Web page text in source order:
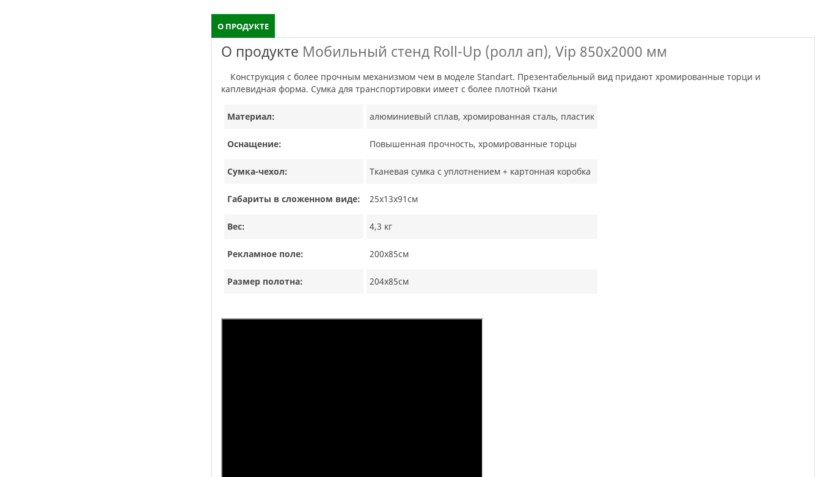
О ПРОДУКТЕ
О продукте Мобильный стенд Roll-Up (ролл ап), Vip 850x2000 мм
Конструкция с более прочным механизмом чем в моделе Standart. Презентабельный вид придают хромированные торци и
каплевидная форма. Сумка для транспортировки имеет с более плотной ткани
Материал: алюминиевый сплав, хромированная сталь, пластик
Оснащение: Повышенная прочность, хромированные торцы
Сумка-чехол: Тканевая сумка с уплотнением + картонная коробка
Габариты в сложенном виде: 25х13х91см
Вес: 4,3 кг
Рекламное поле: 200х85см
Размер полотна: 204х85см